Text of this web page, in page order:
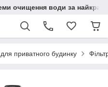
очищення води за
приватного будинку